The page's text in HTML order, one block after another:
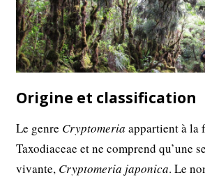
Origine et classification
Le genre Cryptomeria appartient à la
Taxodiaceae et ne comprend qu’une
vivante, Cryptomeria japonica. Le